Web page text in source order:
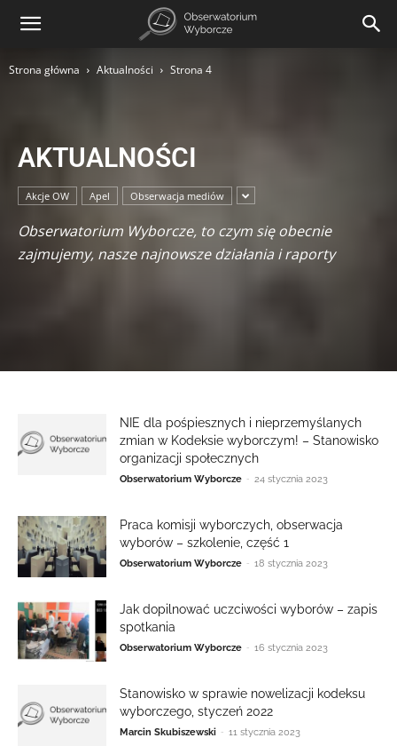
Strona główna Aktualności Strona 4
AKTUALNOŚCI
Akcje OW Apel Obserwacja mediów
Obserwatorium Wyborcze, to czym się obecnie
zajmujemy, nasze najnowsze działania i raporty
NIE dla pośpiesznych i nieprzemyślanych
zmian w Kodeksie wyborczym! – Stanowisko
organizacji społecznych
Obserwatorium Wyborcze - 24 stycznia 2023
Praca komisji wyborczych, obserwacja
wyborów – szkolenie, część 1
Obserwatorium Wyborcze - 18 stycznia 2023
Jak dopilnować uczciwości wyborów – zapis
spotkania
Obserwatorium Wyborcze - 16 stycznia 2023
Stanowisko w sprawie nowelizacji kodeksu
wyborczego, styczeń 2022
Marcin Skubiszewski - 11 stycznia 2023